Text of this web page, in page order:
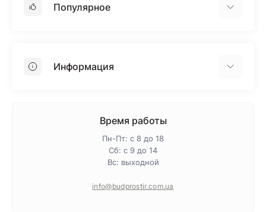
Популярное
ПенопластИнформация
Политика конфиденциальности
Время работы
Пн-Пт: с 8 до 18
Сб: с 9 до 14
Вс: выходной
info@budprostir.com.ua